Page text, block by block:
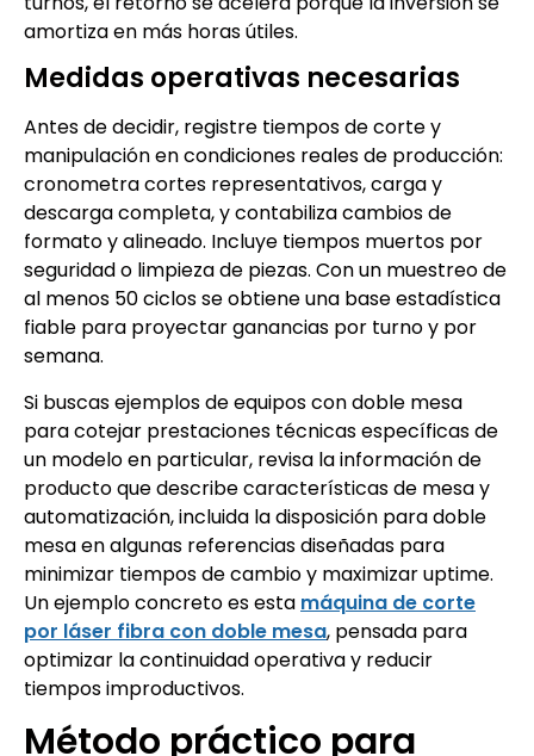
amortiza en más horas útiles.
Medidas operativas necesarias
Antes de decidir, registre tiempos de corte y
manipulación en condiciones reales de producción:
cronometra cortes representativos, carga y
descarga completa, y contabiliza cambios de
formato y alineado. Incluye tiempos muertos por
seguridad o limpieza de piezas. Con un muestreo de
al menos 50 ciclos se obtiene una base estadística
fiable para proyectar ganancias por turno y por
semana.
Si buscas ejemplos de equipos con doble mesa
para cotejar prestaciones técnicas específicas de
un modelo en particular, revisa la información de
producto que describe características de mesa y
automatización, incluida la disposición para doble
mesa en algunas referencias diseñadas para
minimizar tiempos de cambio y maximizar uptime.
Un ejemplo concreto es esta máquina de corte
por láser fibra con doble mesa, pensada para
optimizar la continuidad operativa y reducir
tiempos improductivos.
Método práctico para